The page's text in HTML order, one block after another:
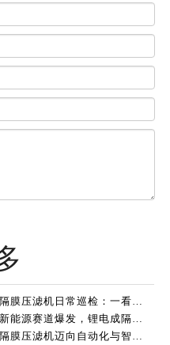
隔膜压滤机日常巡检：一看二听三摸的实操方法
新能源赛道爆发，锂电成隔膜压滤机核心增长
隔膜压滤机迈向自动化与智能化新阶段